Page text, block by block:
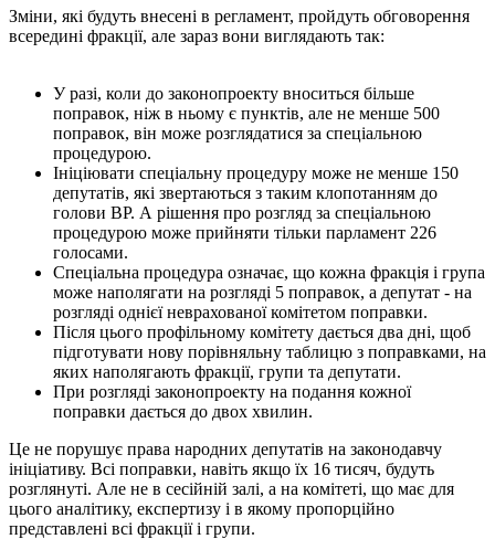
Зміни, які будуть внесені в регламент, пройдуть обговорення
всередині фракції, але зараз вони виглядають так:
У разі, коли до законопроекту вноситься більше
поправок, ніж в ньому є пунктів, але не менше 500
поправок, він може розглядатися за спеціальною
процедурою.
Ініціювати спеціальну процедуру може не менше 150
депутатів, які звертаються з таким клопотанням до
голови ВР. А рішення про розгляд за спеціальною
процедурою може прийняти тільки парламент 226
голосами.
Спеціальна процедура означає, що кожна фракція і група
може наполягати на розгляді 5 поправок, а депутат - на
розгляді однієї неврахованої комітетом поправки.
Після цього профільному комітету дається два дні, щоб
підготувати нову порівняльну таблицю з поправками, на
яких наполягають фракції, групи та депутати.
При розгляді законопроекту на подання кожної
поправки дається до двох хвилин.
Це не порушує права народних депутатів на законодавчу
ініціативу. Всі поправки, навіть якщо їх 16 тисяч, будуть
розглянуті. Але не в сесійній залі, а на комітеті, що має для
цього аналітику, експертизу і в якому пропорційно
представлені всі фракції і групи.